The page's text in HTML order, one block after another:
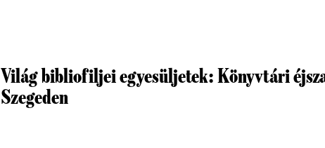
Világ bibliofiljei egyesüljetek: Könyvtári
Szegeden